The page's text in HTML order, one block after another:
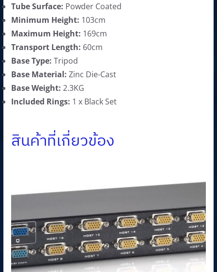
.
0
0
฿
.
0
฿
.
Tube Surface: Powder Coated
Minimum Height: 103cm
Maximum Height: 169cm
Transport Length: 60cm
Base Type: Tripod
Base Material: Zinc Die-Cast
Base Weight: 2.3KG
Included Rings: 1 x Black Set
สินค้าที่เกี่ยวข้อง